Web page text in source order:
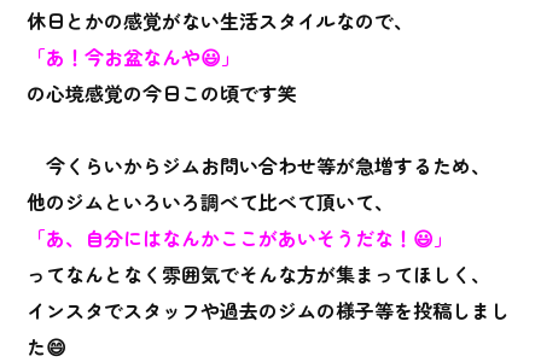
休日とかの感覚がない生活スタイルなので、
「あ！今お盆なんや😃」
の心境感覚の今日この頃です笑
今くらいからジムお問い合わせ等が急増するため、
他のジムといろいろ調べて比べて頂いて、
「あ、自分にはなんかここがあいそうだな！ 😃」
ってなんとなく雰囲気でそんな方が集まってほしく、
インスタでスタッフや過去のジムの様子等を投稿しまし
た😄